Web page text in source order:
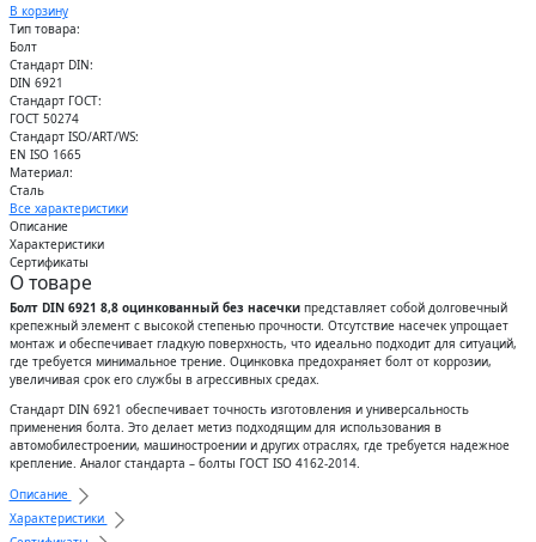
В корзину
Тип товара:
Болт
Стандарт DIN:
DIN 6921
Стандарт ГОСТ:
ГОСТ 50274
Стандарт ISO/ART/WS:
EN ISO 1665
Материал:
Сталь
Все характеристики
Описание
Характеристики
Сертификаты
О товаре
Болт DIN 6921 8,8 оцинкованный без насечкипредставляет собой долговечный
крепежный элемент с высокой степенью прочности. Отсутствие насечек упрощает
монтаж и обеспечивает гладкую поверхность, что идеально подходит для ситуаций,
где требуется минимальное трение. Оцинковка предохраняет болт от коррозии,
увеличивая срок его службы в агрессивных средах.
Стандарт DIN 6921 обеспечивает точность изготовления и универсальность
применения болта. Это делает метиз подходящим для использования в
автомобилестроении, машиностроении и других отраслях, где требуется надежное
крепление. Аналог стандарта – болты ГОСТ ISO 4162-2014.
Описание
Характеристики